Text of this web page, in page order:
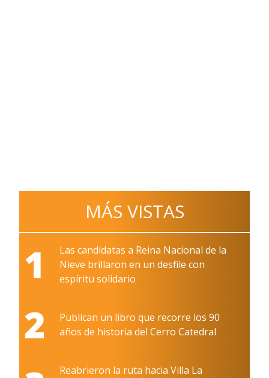
MÁS VISTAS
1
Las candidatas a Reina Nacional de la
Nieve brillaron en un desfile con
espíritu solidario
2
Publican un libro que recorre los 90
años de historia del Cerro Catedral
Reabrieron la ruta hacia Villa La